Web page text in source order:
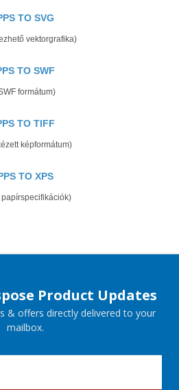
TO SVG
vektorgrafika)
TO SWF
formátum)
TO TIFF
képformátum)
TO XPS
papírspecifikációk)
Product Updates
& offers directly delivered to your
mailbox.